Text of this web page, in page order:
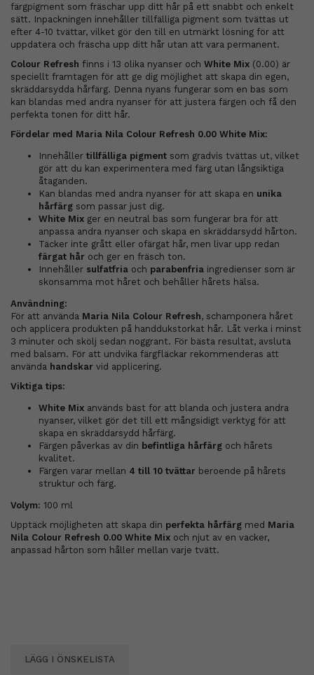
färgpigment som fräschar upp ditt hår på ett snabbt och enkelt
sätt. Inpackningen innehåller tillfälliga pigment som tvättas ut
efter 4-10 tvättar, vilket gör den till en utmärkt lösning för att
uppdatera och fräscha upp ditt hår utan att vara permanent.
Colour Refresh finns i 13 olika nyanser och White Mix (0.00) är
speciellt framtagen för att ge dig möjlighet att skapa din egen,
skräddarsydda hårfärg. Denna nyans fungerar som en bas som
kan blandas med andra nyanser för att justera färgen och få den
perfekta tonen för ditt hår.
Fördelar med Maria Nila Colour Refresh 0.00 White Mix:
Innehåller tillfälliga pigment som gradvis tvättas ut, vilket
gör att du kan experimentera med färg utan långsiktiga
åtaganden.
Kan blandas med andra nyanser för att skapa en unika
hårfärg som passar just dig.
White Mix ger en neutral bas som fungerar bra för att
anpassa andra nyanser och skapa en skräddarsydd hårton.
Täcker inte grått eller ofärgat hår, men livar upp redan
färgat hår och ger en fräsch ton.
Innehåller sulfatfria och parabenfria ingredienser som är
skonsamma mot håret och behåller hårets hälsa.
Användning:
För att använda Maria Nila Colour Refresh, schamponera håret
och applicera produkten på handdukstorkat hår. Låt verka i minst
3 minuter och skölj sedan noggrant. För bästa resultat, avsluta
med balsam. För att undvika färgfläckar rekommenderas att
använda handskar vid applicering.
Viktiga tips:
White Mix används bäst för att blanda och justera andra
nyanser, vilket gör det till ett mångsidigt verktyg för att
skapa en skräddarsydd hårfärg.
Färgen påverkas av din befintliga hårfärg och hårets
kvalitet.
Färgen varar mellan 4 till 10 tvättar beroende på hårets
struktur och färg.
Volym: 100 ml
Upptäck möjligheten att skapa din perfekta hårfärg med Maria
Nila Colour Refresh 0.00 White Mix och njut av en vacker,
anpassad hårton som håller mellan varje tvätt.
LÄGG I ÖNSKELISTA